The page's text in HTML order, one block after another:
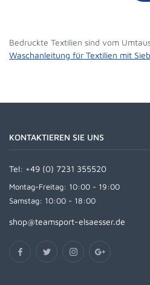
Bedruckte Textilien sind vom
Waschanleitung für Textilien mit
KONTAKTIEREN SIE UNS
Tel: +49 (0) 7231 355520
Montag-Freitag: 10:00 - 19:00
Samstag: 10:00 - 18:00
shop@teamsport-elsaesser.de